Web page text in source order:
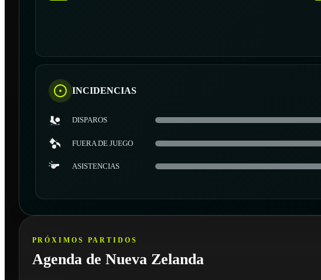
INCIDENCIAS
DISPAROS
FUERA DE JUEGO
ASISTENCIAS
PRÓXIMOS PARTIDOS
Agenda de Nueva Zelanda